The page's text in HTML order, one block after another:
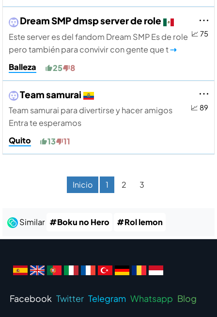
📈 75
Dream SMP dmsp server de role
Este server es del fandom Dream SMP Es de role
pero también para convivir con gente que t⇢
Balleza
25 8
📈 89
Team samurai
Team samurai para divertirse y hacer amigos
Entra te esperamos
Quito
13 11
Inicio 1 2 3
Similar #Boku no Hero #Rol lemon
Facebook Twitter Telegram Whatsapp Blog